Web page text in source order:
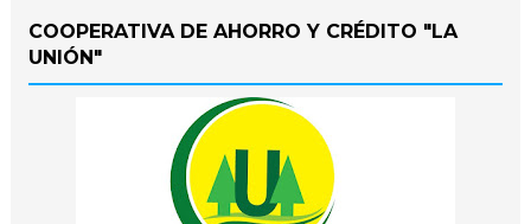
COOPERATIVA DE AHORRO Y CRÉDITO "LA
UNIÓN"